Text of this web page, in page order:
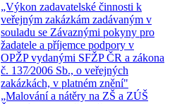
„Výkon zadavatelské činnosti k
veřejným zakázkám zadávaným v
souladu se Závaznými pokyny pro
žadatele a příjemce podpory v
OPŽP vydanými SFŽP ČR a zákona
č. 137⁄2006 Sb., o veřejných
zakázkách, v platném znění"
„Malování a nátěry na ZŠ a ZÚŠ